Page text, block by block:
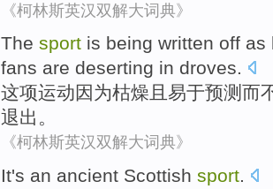
《柯林斯英汉双解大词典》
The sport is being written off as
fans are deserting in droves.
这项运动因为枯燥 且 易于预测而
退出。
《柯林斯英汉双解大词典》
It's an ancient Scottish sport.